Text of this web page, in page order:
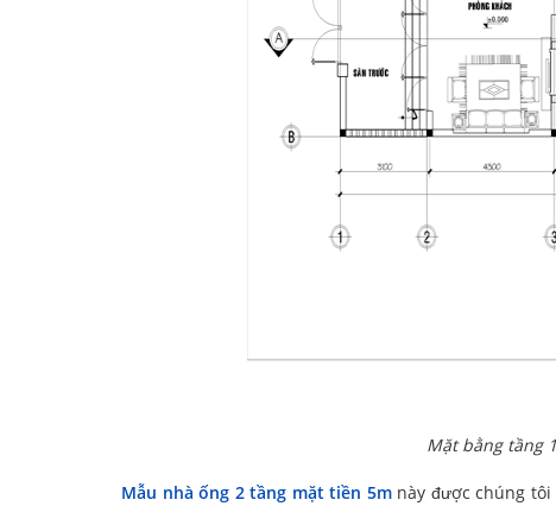
Mặt bằng tầng
Mẫu nhà ống 2 tầng mặt tiền 5mnày được chúng tôi